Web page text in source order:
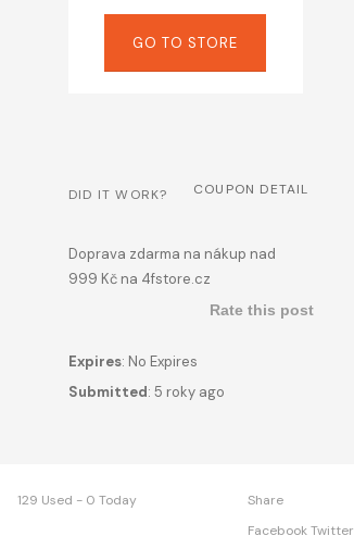
GO TO STORE
DID IT WORK? COUPON DETAIL
Doprava zdarma na nákup nad
999 Kč na 4fstore.cz
Rate this post
Expires: No Expires
Submitted: 5 roky ago
129 Used - 0 Today
Share
FacebookTwitter